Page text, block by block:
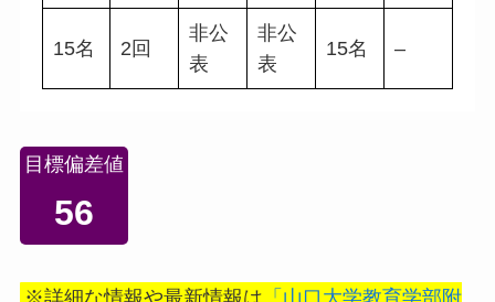
15名 2回
非公
表
非公
表
15名 –
目標偏差値
56